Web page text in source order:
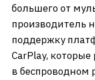
большего от
производитель
поддержку
CarPlay,
в беспроводном